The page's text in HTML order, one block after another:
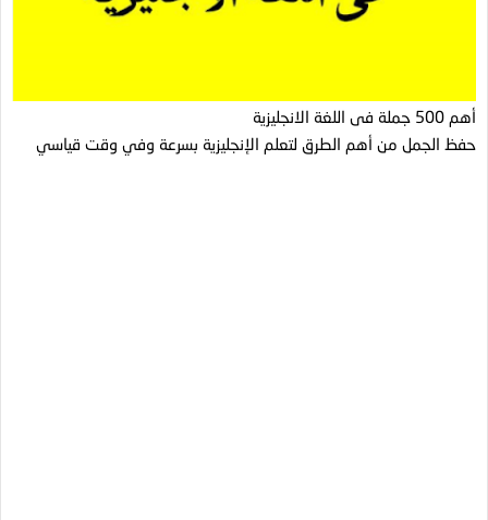
أهم 500 جملة فى اللغة الانجليزية
حفظ الجمل من أهم الطرق لتعلم الإنجليزية بسرعة وفي وقت قياسي